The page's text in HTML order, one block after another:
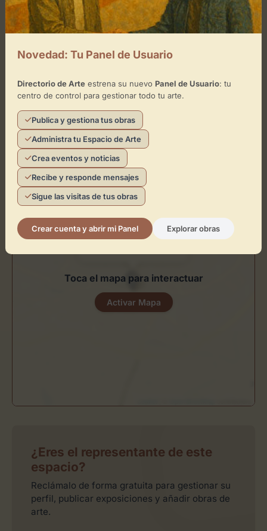
Jueves
de 10:00 - 14:00
Viernes
de 10:00 - 14:00
Domingo
Ubicación de Arucas Municipal
Museum
Cómo llegar
×
+
Toca el mapa para interactuar
Activar Mapa
¿Eres el representante de este
espacio?
Reclámalo de forma gratuita para gestionar su
perfil, publicar exposiciones y añadir obras de
arte.
Novedad: Tu Panel de Usuario
Directorio de Arteestrena su nuevo Panel de Usuario: tu
centro de control para gestionar todo tu arte.
Publica y gestiona tus obras
Administra tu Espacio de Arte
Crea eventos y noticias
Recibe y responde mensajes
Sigue las visitas de tus obras
Crear cuenta y abrir mi Panel Explorar obras